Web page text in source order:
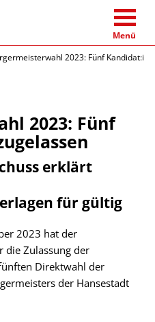
Menü
2023: Fünf
2023: Fünf
erklärt
für gültig
2023 hat der
die Zulassung der
Direktwahl der
der Hansestadt